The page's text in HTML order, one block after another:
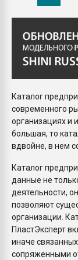
Каталог
современного
организациях и
большая, то
вдвойне, в нем
Каталог
данные не
деятельности,
позволяют
организации.
ПластЭксперт
иначе
сопряженными